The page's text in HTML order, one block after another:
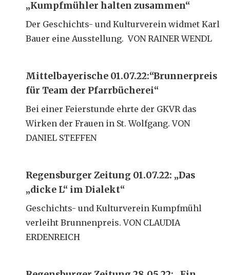
„Kumpfmühler halten zusammen“
Der Geschichts- und Kulturverein widmet Karl
Bauer eine Ausstellung. VON RAINER WENDL
Mittelbayerische 01.07.22:“Brunnerpreis
für Team der Pfarrbücherei“
Bei einer Feierstunde ehrte der GKVR das
Wirken der Frauen in St. Wolfgang. VON
DANIEL STEFFEN
Regensburger Zeitung 01.07.22: „Das
„dicke L“ im Dialekt“
Geschichts- und Kulturverein Kumpfmühl
verleiht Brunnenpreis. VON CLAUDIA
ERDENREICH